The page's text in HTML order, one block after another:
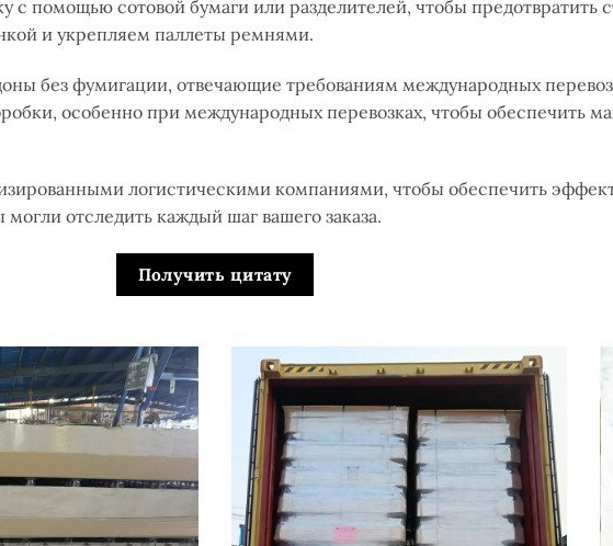
помощью сотовой бумаги или разделителей, чтобы предотвратить
и укрепляем паллеты ремнями.
без фумигации, отвечающие требованиям международных
особенно при международных перевозках, чтобы обеспечить
логистическими компаниями, чтобы обеспечить
отследить каждый шаг вашего заказа.
Получить цитату